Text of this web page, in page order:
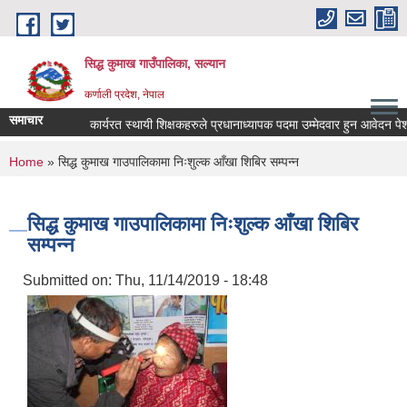
Skip to main content
सिद्ध कुमाख गाउँपालिका, सल्यान
कर्णाली प्रदेश, नेपाल
समाचार कार्यरत स्थायी शिक्षकहरुले प्रधानाध्यापक पदमा उम्मेदवार हुन आवेदन पेश
You are here
Home » सिद्ध कुमाख गाउपालिकामा निःशुल्क आँखा शिबिर सम्पन्न
सिद्ध कुमाख गाउपालिकामा निःशुल्क आँखा शिबिर
सम्पन्न
Submitted on: Thu, 11/14/2019 - 18:48